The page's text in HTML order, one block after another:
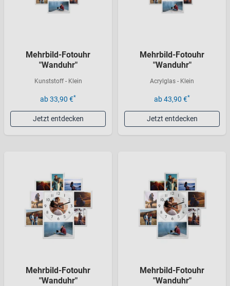
Mehrbild-Fotouhr
"Wanduhr"
Kunststoff - Klein
ab 33,90 €*
Jetzt entdecken
Mehrbild-Fotouhr
"Wanduhr"
Acrylglas - Klein
ab 43,90 €*
Jetzt entdecken
Mehrbild-Fotouhr
"Wanduhr"
Mehrbild-Fotouhr
"Wanduhr"